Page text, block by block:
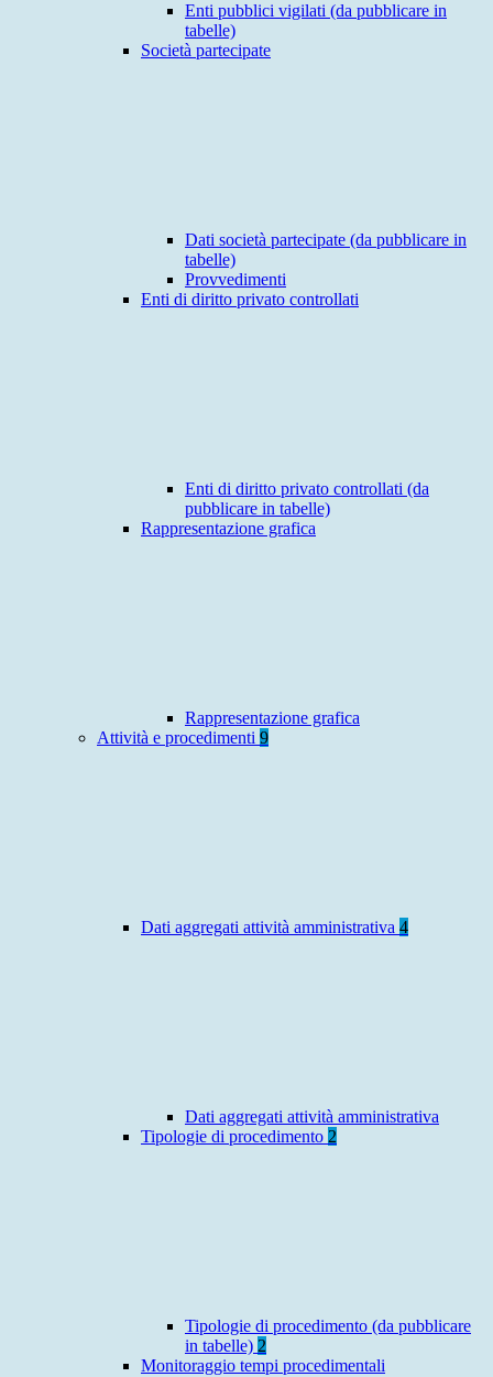
Enti pubblici vigilati (da pubblicare in
tabelle)
Società partecipate
Dati società partecipate (da pubblicare in
tabelle)
Provvedimenti
Enti di diritto privato controllati
Enti di diritto privato controllati (da
pubblicare in tabelle)
Rappresentazione grafica
Rappresentazione grafica
Attività e procedimenti 9
Dati aggregati attività amministrativa 4
Dati aggregati attività amministrativa
Tipologie di procedimento 2
Tipologie di procedimento (da pubblicare
in tabelle) 2
Monitoraggio tempi procedimentali